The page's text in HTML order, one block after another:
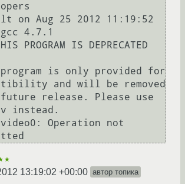
4.7.1
PROGRAM IS DEPRECATED
is only provided for
and will be removed
release. Please use
instead.
Operation not
13:19:02 +00:00 автор топика